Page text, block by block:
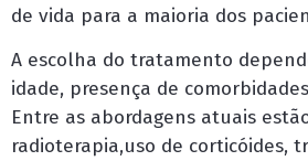
de vida para a maioria dos
A escolha do tratamento
idade, presença de
Entre as abordagens atuais
radioterapia,uso de corticóides,